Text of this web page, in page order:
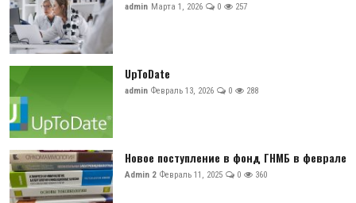
admin Марта 1, 2026 0 257
UpToDate
admin Февраль 13, 2026 0 288
Новое поступление в фонд ГНМБ в феврале
Admin 2 Февраль 11, 2025 0 360